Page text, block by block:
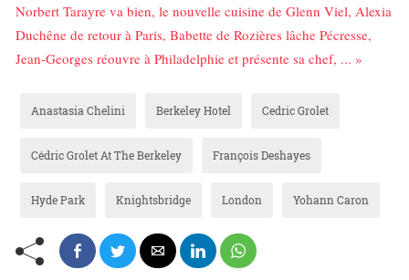
Norbert Tarayre va bien, le nouvelle cuisine de Glenn Viel, Alexia
Duchêne de retour à Paris, Babette de Rozières lâche Pécresse,
Jean-Georges réouvre à Philadelphie et présente sa chef, ... »
Anastasia Chelini Berkeley Hotel Cedric Grolet
Cédric Grolet At The Berkeley François Deshayes
Hyde Park Knightsbridge London Yohann Caron